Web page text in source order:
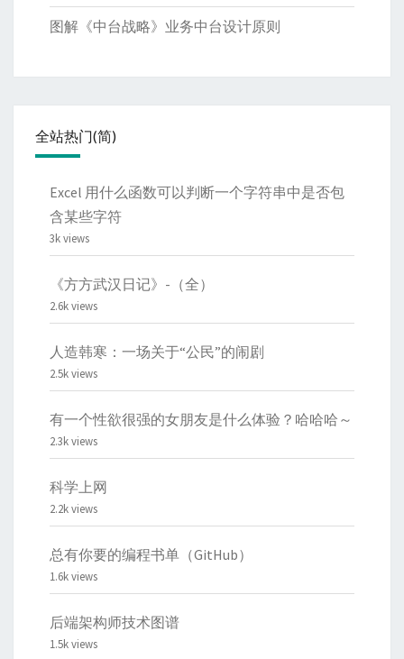
图解《中台战略》业务中台设计原则
全站热门(简)
Excel 用什么函数可以判断一个字符串中是否包
含某些字符
3k views
《方方武汉日记》-（全）
2.6k views
人造韩寒：一场关于“公民”的闹剧
2.5k views
有一个性欲很强的女朋友是什么体验？哈哈哈～
2.3k views
科学上网
2.2k views
总有你要的编程书单（GitHub）
1.6k views
后端架构师技术图谱
1.5k views